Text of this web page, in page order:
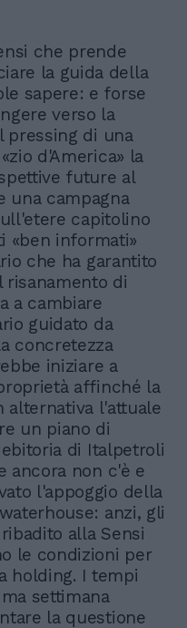
che prende
la guida della
sapere: e forse
verso la
pressing di una
d'America» la
future al
una campagna
capitolino
«ben informati»
che ha garantito
risanamento di
a cambiare
guidato da
concretezza
iniziare a
affinché la
alternativa l'attuale
un piano di
di Italpetroli
ancora non c'è e
l'appoggio della
anzi, gli
alla Sensi
le condizioni per
holding. I tempi
settimana
la questione